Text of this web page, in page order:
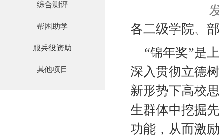
综合测评
帮困助学
服兵役资助
其他项目
各二级学院、
“锦年奖”是
深入贯彻立德
新形势下高校
生群体中挖掘
功能，从而激